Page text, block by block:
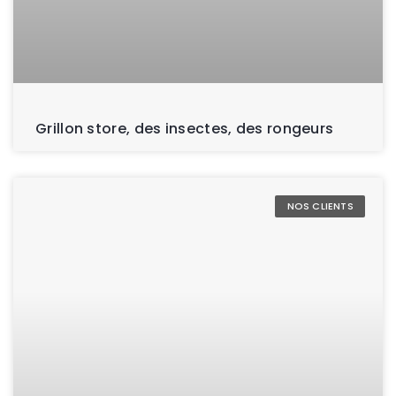
Grillon store, des insectes, des rongeurs
NOS CLIENTS